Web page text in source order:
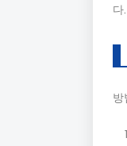
다.
방